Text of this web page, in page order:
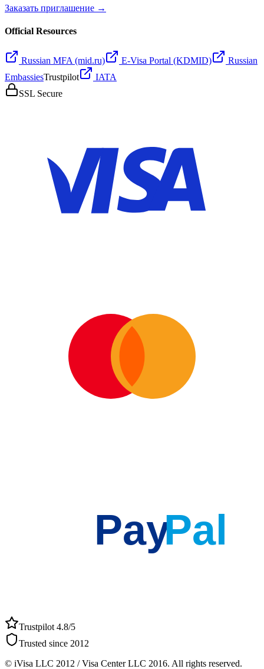
Заказать приглашение →
Official Resources
Russian MFA (mid.ru) E-Visa Portal (KDMID)
Russian
EmbassiesTrustpilot
IATA
SSL Secure
PayPal
Trustpilot 4.8/5
Trusted since 2012
© iVisa LLC 2012 / Visa Center LLC 2016. All rights reserved.